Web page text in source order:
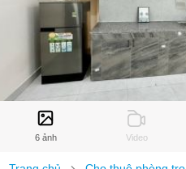
6 ảnh Video